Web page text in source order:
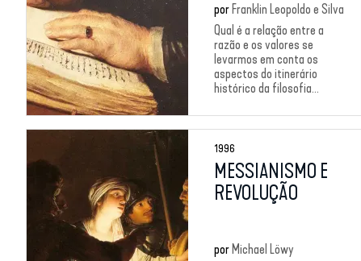
por Franklin Leopoldo e Silva
Qual é a relação entre a
razão e os valores se
levarmos em conta os
aspectos do itinerário
histórico da filosofia...
1996
MESSIANISMO E
REVOLUÇÃO
por Michael Löwy